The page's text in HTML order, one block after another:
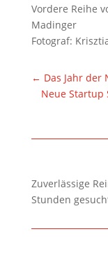
Vordere Reihe
Madinger
Fotograf:
← Das Jahr der
Neue Startup
Zuverlässige
Stunden